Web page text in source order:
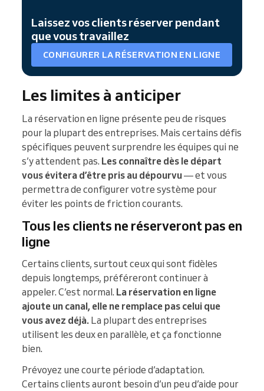
Laissez vos clients réserver pendant
que vous travaillez
CONFIGURER LA RÉSERVATION EN LIGNE
Les limites à anticiper
La réservation en ligne présente peu de risques
pour la plupart des entreprises. Mais certains défis
spécifiques peuvent surprendre les équipes qui ne
s’y attendent pas. Les connaître dès le départ
vous évitera d’être pris au dépourvu— et vous
permettra de configurer votre système pour
éviter les points de friction courants.
Tous les clients ne réserveront pas en
ligne
Certains clients, surtout ceux qui sont fidèles
depuis longtemps, préféreront continuer à
appeler. C’est normal. La réservation en ligne
ajoute un canal, elle ne remplace pas celui que
vous avez déjà. La plupart des entreprises
utilisent les deux en parallèle, et ça fonctionne
bien.
Prévoyez une courte période d’adaptation.
Certains clients auront besoin d’un peu d’aide pour